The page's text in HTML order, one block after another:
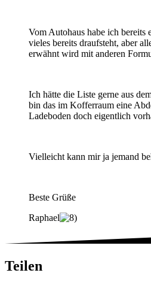
Vom Autohaus habe ich bereits
vieles bereits draufsteht, aber
erwähnt wird mit anderen
Ich hätte die Liste gerne aus
bin das im Kofferraum eine
Ladeboden doch eigentlich
Vielleicht kann mir ja jemand
Beste Grüße
Raphael
Teilen